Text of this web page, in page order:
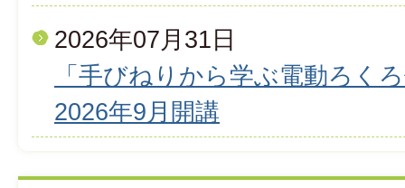
2026年07月31日
「手びねりから学ぶ電動ろく
2026年9月開講